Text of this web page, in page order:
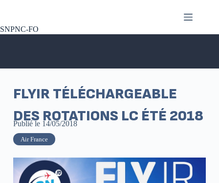
SNPNC-FO
FLYIR TÉLÉCHARGEABLE
DES ROTATIONS LC ÉTÉ 2018
Publié le 14/05/2018
Air France